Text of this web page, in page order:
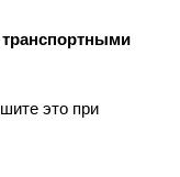
это при